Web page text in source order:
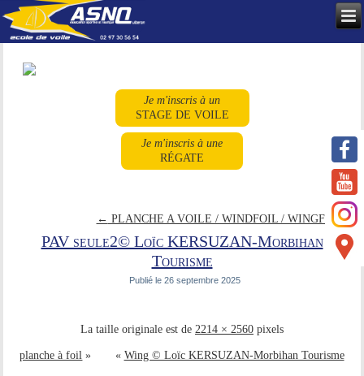
Je m'inscris à un
STAGE DE VOILE
Je m'inscris à une
RÉGATE
← PLANCHE A VOILE / WINDFOIL / WINGFOIL
PAV seule2© Loïc KERSUZAN-Morbihan
Tourisme
Publié le 26 septembre 2025
La taille originale est de 2214 × 2560 pixels
planche à foil » « Wing © Loïc KERSUZAN-Morbihan Tourisme